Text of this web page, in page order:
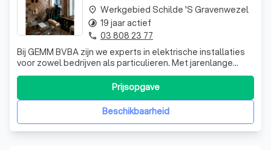
Bij GEMM BVBA zijn we experts in elektrische installaties
voor zowel bedrijven als particulieren. Met jarenlange
ervaring in de branche, zijn we bekwaam in het uitvoeren
van zowel grote als kleine renovaties en verbouwingen.
We zorgen ervoor dat u vooraf een gedetailleerde offerte
met technisch doss
Beschikbaarheid
Prijsopgave
place Werkgebied Schilde 's Gravenwezel
timelapse 19 jaar actief
phone 03 808 23 77